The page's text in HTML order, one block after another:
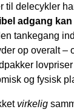
til delecykler
adgang
tankegang
op overalt –
og fysisk
virkelig